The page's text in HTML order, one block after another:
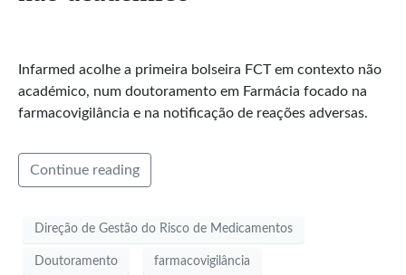
Infarmed acolhe a primeira bolseira FCT em contexto não
académico, num doutoramento em Farmácia focado na
farmacovigilância e na notificação de reações adversas.
Continue reading
Direção de Gestão do Risco de Medicamentos
Doutoramento farmacovigilância